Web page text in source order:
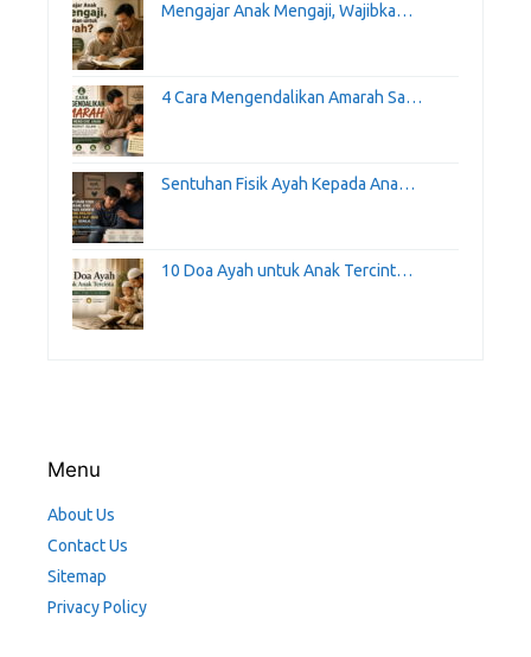
Mengajar Anak Mengaji, Wajibka…
4 Cara Mengendalikan Amarah Sa…
Sentuhan Fisik Ayah Kepada Ana…
10 Doa Ayah untuk Anak Tercint…
Menu
About Us
Contact Us
Sitemap
Privacy Policy